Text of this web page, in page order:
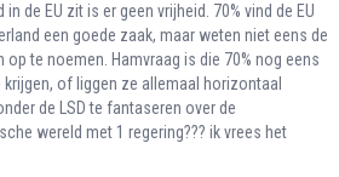
in de EU zit is er geen vrijheid. 70% vind de EU
een goede zaak, maar weten niet eens de
op te noemen. Hamvraag is die 70% nog eens
krijgen, of liggen ze allemaal horizontaal
de LSD te fantaseren over de
wereld met 1 regering??? ik vrees het